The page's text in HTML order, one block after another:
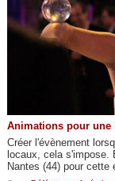
Animations pour une
Créer l'évènement
locaux, cela s'impose.
Nantes (44) pour cette